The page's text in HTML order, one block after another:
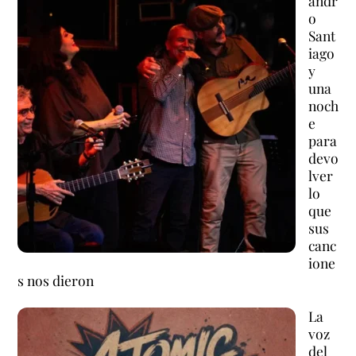
o
Sant
iago
y
una
noch
e
para
devo
lver
lo
que
sus
canc
ione
s nos dieron
La
voz
del